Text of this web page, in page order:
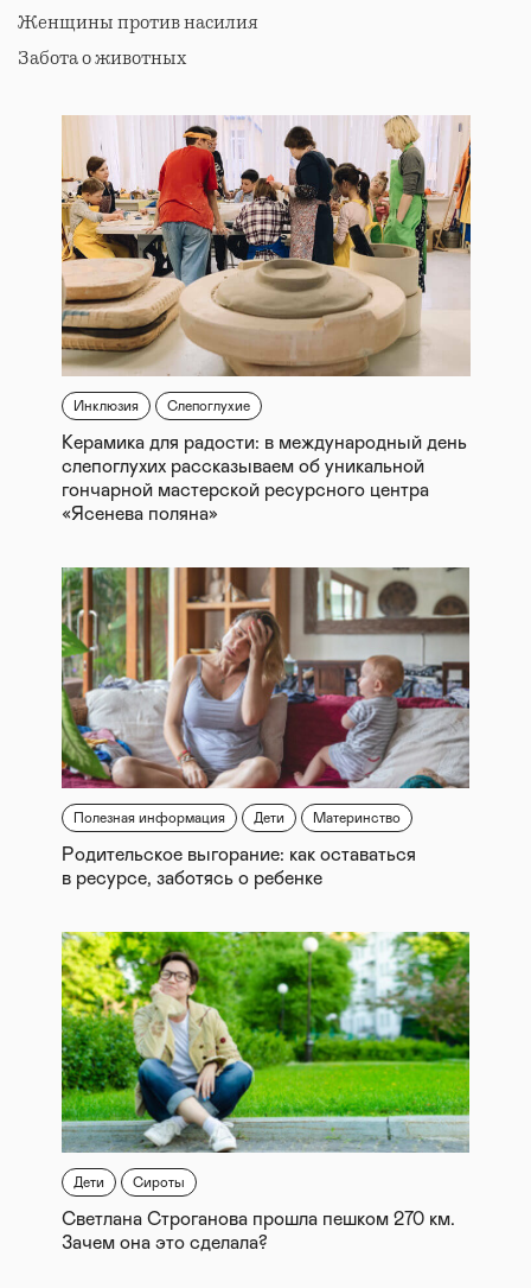
Женщины против насилия
Забота о животных
Инклюзия Слепоглухие
Керамика для радости: в международный день
слепоглухих рассказываем об уникальной
гончарной мастерской ресурсного центра
«Ясенева поляна»
Полезная информация Дети Материнство
Родительское выгорание: как оставаться
в ресурсе, заботясь о ребенке
Дети Сироты
Светлана Строганова прошла пешком 270 км.
Зачем она это сделала?